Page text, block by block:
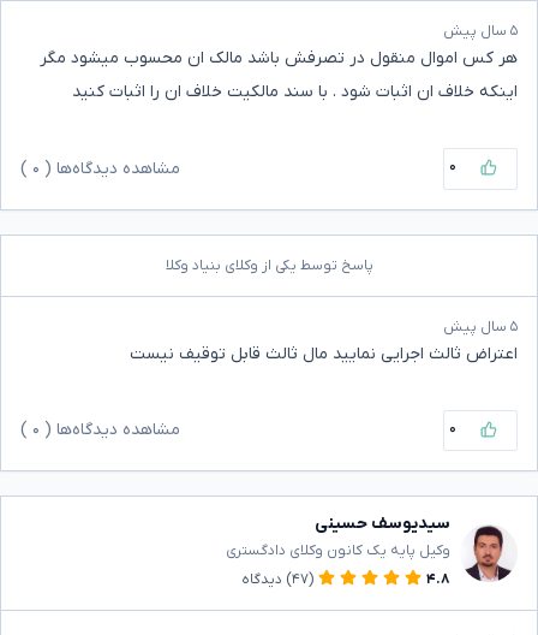
۵ سال پیش
هر کس اموال منقول در تصرفش باشد مالک ان محسوب میشود مگر
اینکه خلاف ان اثبات شود . با سند مالکیت خلاف ان را اثبات کنید
۰ مشاهده دیدگاه‌ها ( ۰
پاسخ توسط یکی از وکلای بنیاد وکلا
۵ سال پیش
اعتراض ثالث اجرایی نمایید مال ثالث قابل توقیف نیست
۰ مشاهده دیدگاه‌ها ( ۰
سیدیوسف حسینی
وکیل پایه یک کانون وکلای دادگستری
۴.۸
(۴۷) دیدگاه